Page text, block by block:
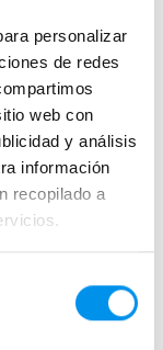
personalizar
de redes
web con
y análisis
información
recopilado a